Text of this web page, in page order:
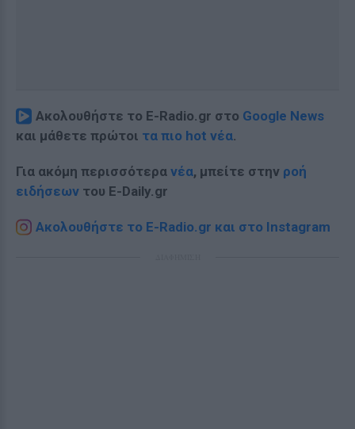
Ακολουθήστε το E-Radio.gr στο Google News
και μάθετε πρώτοι τα πιο hot νέα.
Για ακόμη περισσότερα νέα, μπείτε στην ροή
ειδήσεων του E-Daily.gr
Ακολουθήστε το E-Radio.gr και στο Instagram